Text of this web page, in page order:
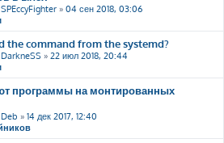
SPEccyFighter » 04 сен 2018, 03:06
the command from the systemd?
DarkneSS » 22 июл 2018, 20:44
программы на монтированных
Deb » 14 дек 2017, 12:40